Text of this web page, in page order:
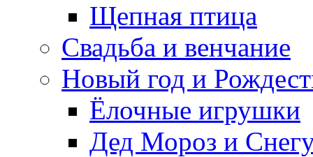
Щепная птица
Свадьба и венчание
Новый год и
Ёлочные игрушки
Дед Мороз и